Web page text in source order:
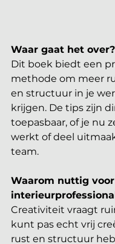
Waar gaat het over?
Dit boek biedt een
methode om meer
en structuur in je
krijgen. De tips zijn
toepasbaar, of je nu
werkt of deel
team.
Waarom nuttig voor
Creativiteit vraagt
kunt pas echt vrij
rust en structuur